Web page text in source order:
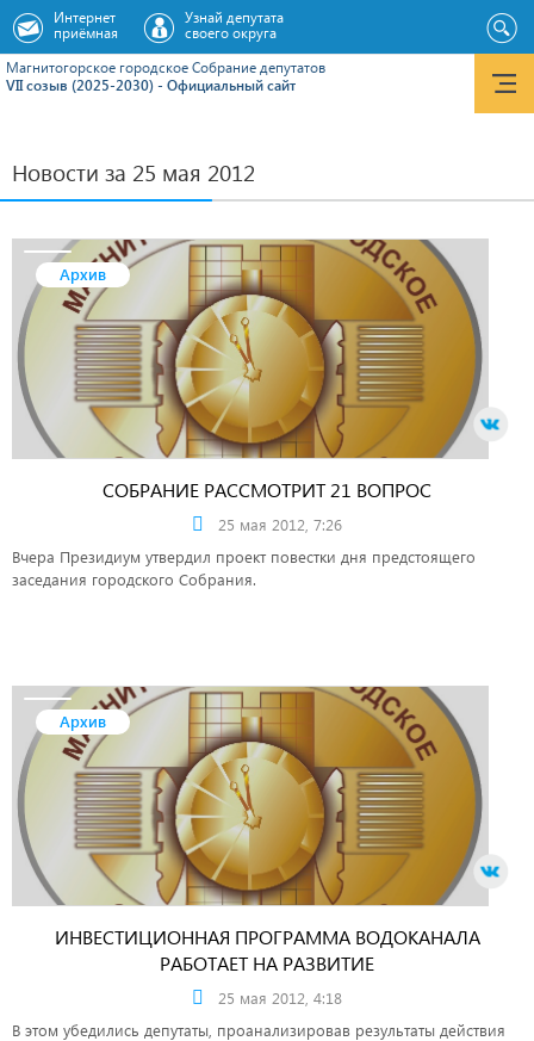
Магнитогорское городское Cобрание депутатов
VII созыв (2025-2030) - Официальный сайт
Интернет
приёмная
Узнай депутата
своего округа
Новости за 25 мая 2012
Архив
СОБРАНИЕ РАССМОТРИТ 21 ВОПРОС
25 мая 2012, 7:26
Вчера Президиум утвердил проект повестки дня предстоящего
заседания городского Собрания.
Архив
ИНВЕСТИЦИОННАЯ ПРОГРАММА ВОДОКАНАЛА
РАБОТАЕТ НА РАЗВИТИЕ
25 мая 2012, 4:18
В этом убедились депутаты, проанализировав результаты действия